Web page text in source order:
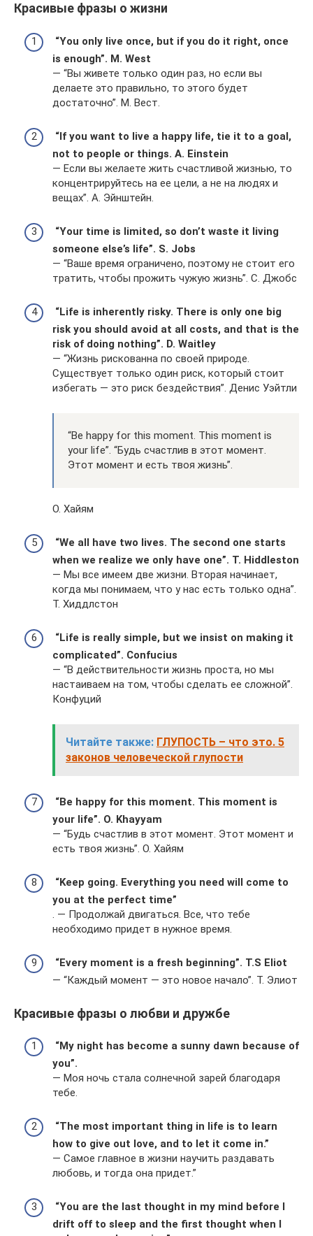
Красивые фразы о жизни
“You only live once, but if you do it right, once
is enough”. M. West
— “Вы живете только один раз, но если вы
делаете это правильно, то этого будет
достаточно”. М. Вест.
“If you want to live a happy life, tie it to a goal,
not to people or things. A. Einstein
— Если вы желаете жить счастливой жизнью, то
концентрируйтесь на ее цели, а не на людях и
вещах”. А. Эйнштейн.
“Your time is limited, so don’t waste it living
someone else’s life”. S. Jobs
— “Ваше время ограничено, поэтому не стоит его
тратить, чтобы прожить чужую жизнь”. С. Джобс
“Life is inherently risky. There is only one big
risk you should avoid at all costs, and that is the
risk of doing nothing”. D. Waitley
— “Жизнь рискованна по своей природе.
Существует только один риск, который стоит
избегать — это риск бездействия”. Денис Уэйтли
“Be happy for this moment. This moment is
your life”. “Будь счастлив в этот момент.
Этот момент и есть твоя жизнь”.
О. Хайям
“We all have two lives. The second one starts
when we realize we only have one”. T. Hiddleston
— Мы все имеем две жизни. Вторая начинает,
когда мы понимаем, что у нас есть только одна”.
Т. Хиддлстон
“Life is really simple, but we insist on making it
complicated”. Confucius
— “В действительности жизнь проста, но мы
настаиваем на том, чтобы сделать ее сложной”.
Конфуций
Читайте также: ГЛУПОСТЬ – что это. 5
законов человеческой глупости
“Be happy for this moment. This moment is
your life”. O. Khayyam
— “Будь счастлив в этот момент. Этот момент и
есть твоя жизнь”. О. Хайям
“Keep going. Everything you need will come to
you at the perfect time”
. — Продолжай двигаться. Все, что тебе
необходимо придет в нужное время.
“Every moment is a fresh beginning”. T.S Eliot
— “Каждый момент — это новое начало”. Т. Элиот
Красивые фразы о любви и дружбе
“My night has become a sunny dawn because of
you”.
— Моя ночь стала солнечной зарей благодаря
тебе.
“The most important thing in life is to learn
how to give out love, and to let it come in.”
— Самое главное в жизни научить раздавать
любовь, и тогда она придет.”
“You are the last thought in my mind before I
drift off to sleep and the first thought when I